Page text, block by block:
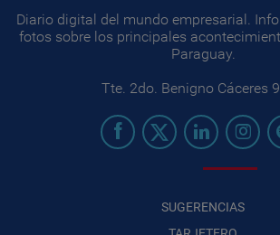
Diario digital del mundo empresarial.
fotos sobre los principales
Paraguay.
Tte. 2do. Benigno Cáceres
SUGERENCIAS